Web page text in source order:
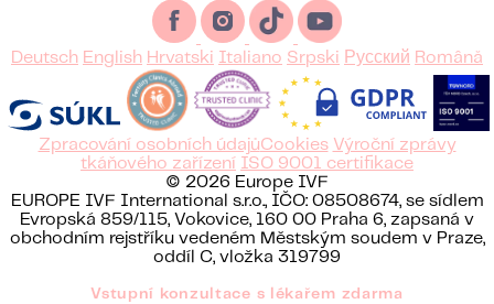
Deutsch English Hrvatski Italiano Srpski Русский Română
Zpracování osobních údajůCookies Výroční zprávy
tkáňového zařízení ISO 9001 certifikace
© 2026 Europe IVF
EUROPE IVF International s.r.o., IČO: 08508674, se sídlem
Evropská 859/115, Vokovice, 160 00 Praha 6, zapsaná v
obchodním rejstříku vedeném Městským soudem v Praze,
oddíl C, vložka 319799
Vstupní konzultace s lékařem zdarma